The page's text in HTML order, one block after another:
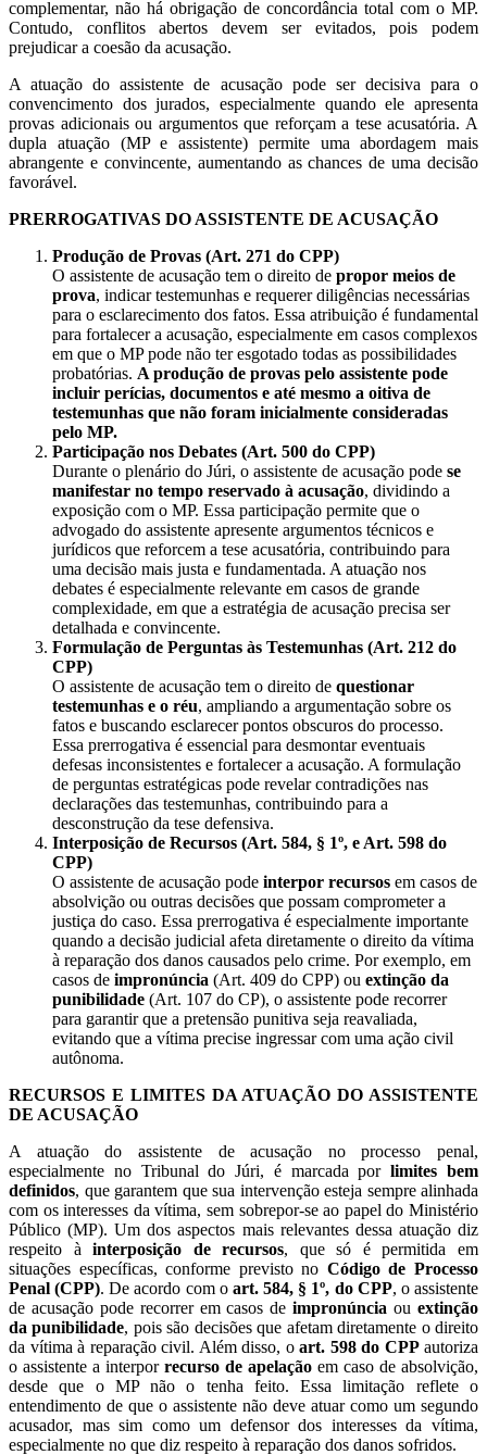
complementar, não há obrigação de concordância total com o MP.
Contudo, conflitos abertos devem ser evitados, pois podem
prejudicar a coesão da acusação.
A atuação do assistente de acusação pode ser decisiva para o
convencimento dos jurados, especialmente quando ele apresenta
provas adicionais ou argumentos que reforçam a tese acusatória. A
dupla atuação (MP e assistente) permite uma abordagem mais
abrangente e convincente, aumentando as chances de uma decisão
favorável.
PRERROGATIVAS DO ASSISTENTE DE ACUSAÇÃO
Produção de Provas (Art. 271 do CPP)
O assistente de acusação tem o direito de propor meios de
prova, indicar testemunhas e requerer diligências necessárias
para o esclarecimento dos fatos. Essa atribuição é fundamental
para fortalecer a acusação, especialmente em casos complexos
em que o MP pode não ter esgotado todas as possibilidades
probatórias. A produção de provas pelo assistente pode
incluir perícias, documentos e até mesmo a oitiva de
testemunhas que não foram inicialmente consideradas
pelo MP.
Participação nos Debates (Art. 500 do CPP)
Durante o plenário do Júri, o assistente de acusação pode se
manifestar no tempo reservado à acusação, dividindo a
exposição com o MP. Essa participação permite que o
advogado do assistente apresente argumentos técnicos e
jurídicos que reforcem a tese acusatória, contribuindo para
uma decisão mais justa e fundamentada. A atuação nos
debates é especialmente relevante em casos de grande
complexidade, em que a estratégia de acusação precisa ser
detalhada e convincente.
Formulação de Perguntas às Testemunhas (Art. 212 do
CPP)
O assistente de acusação tem o direito de questionar
testemunhas e o réu, ampliando a argumentação sobre os
fatos e buscando esclarecer pontos obscuros do processo.
Essa prerrogativa é essencial para desmontar eventuais
defesas inconsistentes e fortalecer a acusação. A formulação
de perguntas estratégicas pode revelar contradições nas
declarações das testemunhas, contribuindo para a
desconstrução da tese defensiva.
Interposição de Recursos (Art. 584, § 1º, e Art. 598 do
CPP)
O assistente de acusação pode interpor recursos em casos de
absolvição ou outras decisões que possam comprometer a
justiça do caso. Essa prerrogativa é especialmente importante
quando a decisão judicial afeta diretamente o direito da vítima
à reparação dos danos causados pelo crime. Por exemplo, em
casos de impronúncia (Art. 409 do CPP) ou extinção da
punibilidade (Art. 107 do CP), o assistente pode recorrer
para garantir que a pretensão punitiva seja reavaliada,
evitando que a vítima precise ingressar com uma ação civil
autônoma.
RECURSOS E LIMITES DA ATUAÇÃO DO ASSISTENTE
DE ACUSAÇÃO
A atuação do assistente de acusação no processo penal,
especialmente no Tribunal do Júri, é marcada porlimites bem
definidos, que garantem que sua intervenção esteja sempre alinhada
com os interesses da vítima, sem sobrepor-se ao papel do Ministério
Público (MP). Um dos aspectos mais relevantes dessa atuação diz
respeito àinterposição de recursos, que só é permitida em
situações específicas, conforme previsto no Código de Processo
Penal (CPP). De acordo com o art. 584, § 1º, do CPP, o assistente
de acusação pode recorrer em casos deimpronúncia ouextinção
da punibilidade, pois são decisões que afetam diretamente o direito
da vítima à reparação civil. Além disso, o art. 598 do CPPautoriza
o assistente a interpor recurso de apelação em caso de absolvição,
desde que o MP não o tenha feito. Essa limitação reflete o
entendimento de que o assistente não deve atuar como um segundo
acusador, mas sim como um defensor dos interesses da vítima,
especialmente no que diz respeito à reparação dos danos sofridos.